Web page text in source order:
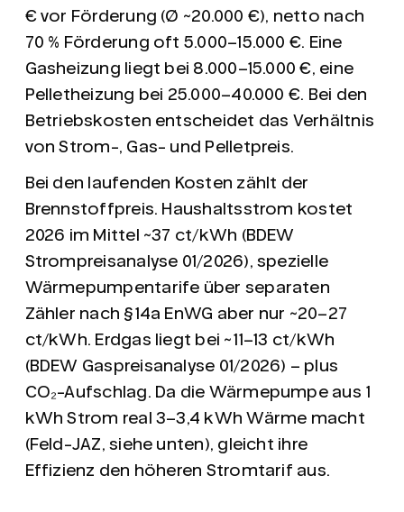
€ vor Förderung (Ø ~20.000 €), netto nach
70 % Förderung oft 5.000–15.000 €. Eine
Gasheizung liegt bei 8.000–15.000 €, eine
Pelletheizung bei 25.000–40.000 €. Bei den
Betriebskosten entscheidet das Verhältnis
von Strom-, Gas- und Pelletpreis.
Bei den laufenden Kosten zählt der
Brennstoffpreis. Haushaltsstrom kostet
2026 im Mittel ~37 ct/kWh (BDEW
Strompreisanalyse 01/2026), spezielle
Wärmepumpentarife über separaten
Zähler nach §14a EnWG aber nur ~20–27
ct/kWh. Erdgas liegt bei ~11–13 ct/kWh
(BDEW Gaspreisanalyse 01/2026) – plus
CO₂-Aufschlag. Da die Wärmepumpe aus 1
kWh Strom real 3–3,4 kWh Wärme macht
(Feld-JAZ, siehe unten), gleicht ihre
Effizienz den höheren Stromtarif aus.